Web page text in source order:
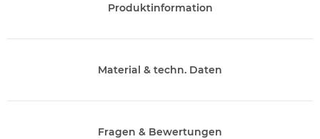
Produktinformation
Material & techn. Daten
Fragen & Bewertungen